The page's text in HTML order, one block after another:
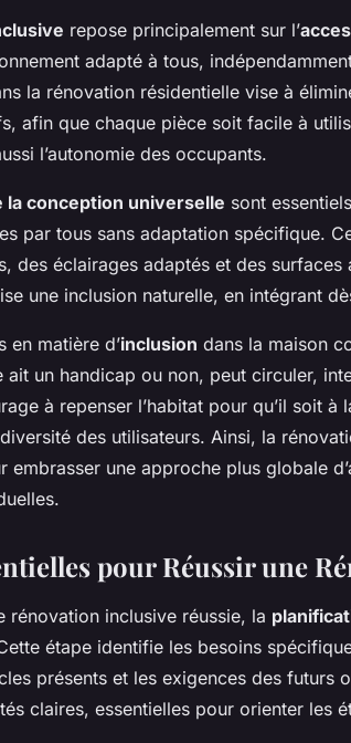
repose principalement sur l’
adapté à tous,
la rénovation résidentielle vise à
afin que chaque pièce soit facile à
l’autonomie des occupants.
la conception universelle sont
par tous sans adaptation spécifique.
des éclairages adaptés et des
une inclusion naturelle, en intégrant
en matière d’inclusion dans la maison
ait un handicap ou non, peut circuler,
à repenser l’habitat pour qu’il soit
des utilisateurs. Ainsi, la
embrasser une approche plus globale
pour Réussir une
rénovation inclusive réussie, la
étape identifie les besoins
présents et les exigences des futurs
claires, essentielles pour orienter les